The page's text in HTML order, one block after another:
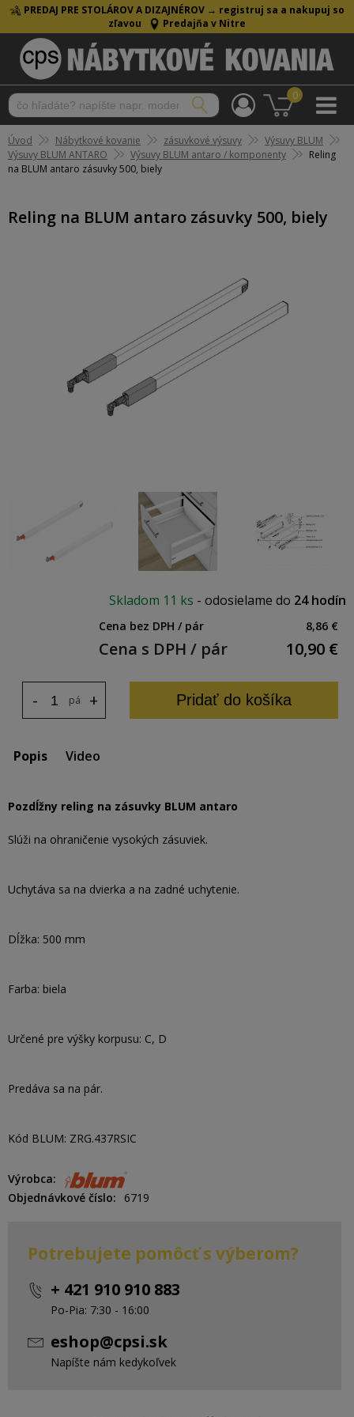
PREDAJ PRE STOLÁROV A DIZAJNÉROV → registruj sa a nakupuj so
zľavou
Predajňa v Nitre
0
Úvod Nábytkové kovanie zásuvkové výsuvy
Výsuvy BLUM
Výsuvy BLUM ANTARO
Výsuvy BLUM antaro / komponenty
Reling
na BLUM antaro zásuvky 500, biely
Reling na BLUM antaro zásuvky 500, biely
Skladom 11 ks - odosielame do 24 hodín
Cena bez DPH / pár 8,86 €
Cena s DPH / pár 10,90 €
pár +
- Pridať do košíka
Popis Video
Pozdĺžny reling na zásuvky BLUM antaro
Slúži na ohraničenie vysokých zásuviek.
Uchytáva sa na dvierka a na zadné uchytenie.
Dĺžka: 500 mm
Farba: biela
Určené pre výšky korpusu: C, D
Predáva sa na pár.
Kód BLUM: ZRG.437RSIC
Výrobca
Objednávkové číslo
6719
Potrebujete pomôcť s výberom?
+ 421 910 910 883
Po-Pia: 7:30 - 16:00
eshop@cpsi.sk
Napíšte nám kedykoľvek